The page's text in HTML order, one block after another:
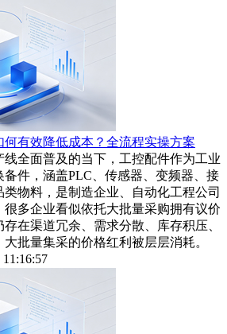
有效降低成本？全流程实操方案
全面普及的当下，工控配件作为工业
件，涵盖PLC、传感器、变频器、接
物料，是制造企业、自动化工程公司
很多企业看似依托大批量采购拥有议价
在渠道冗余、需求分散、库存积压、
批量集采的价格红利被层层消耗。